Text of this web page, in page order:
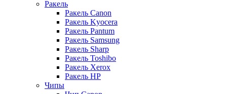
Ракель
Ракель Canon
Ракель Kyocera
Ракель Pantum
Ракель Samsung
Ракель Sharp
Ракель Toshibo
Ракель Xerox
Ракель НР
Чипы